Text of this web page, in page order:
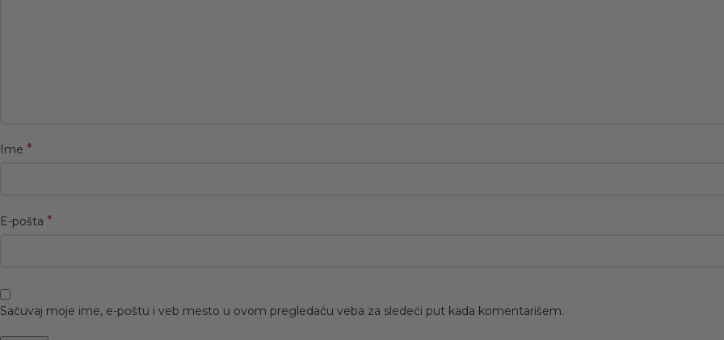
Ime *
E-pošta *
Sačuvaj moje ime, e-poštu i veb mesto u ovom pregledaču veba za sledeći put kada komentarišem.